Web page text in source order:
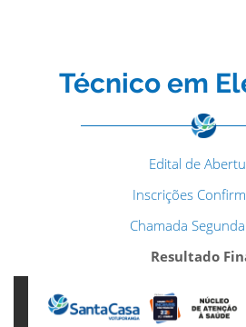
TODOS OS CAMPOS SÃO
Técnico em
Edital de
Inscrições
Chamada
Resultado